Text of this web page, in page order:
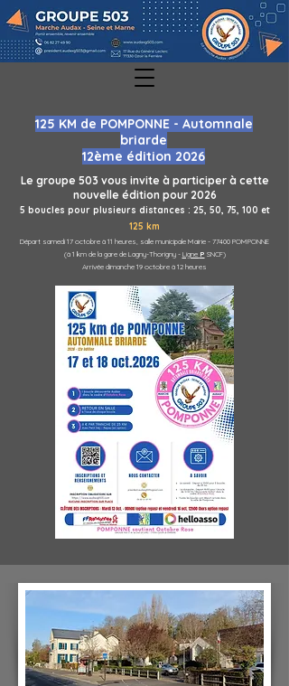
125 KM de POMPONNE - Automnale
briarde
12ème édition 2026
Le groupe 503 vous invite à participer à cette
nouvelle édition pour 2026
5 boucles pour plusieurs distances : 25, 50, 75, 100 et
125 km
Départ samedi 17 octobre à 11 heures, salle municipale Mairie - 77400 POMPONNE
(à 1 km de la gare de Lagny-Thorigny - Ligne P SNCF)
Arrivée dimanche 19 octobre à 12 heures